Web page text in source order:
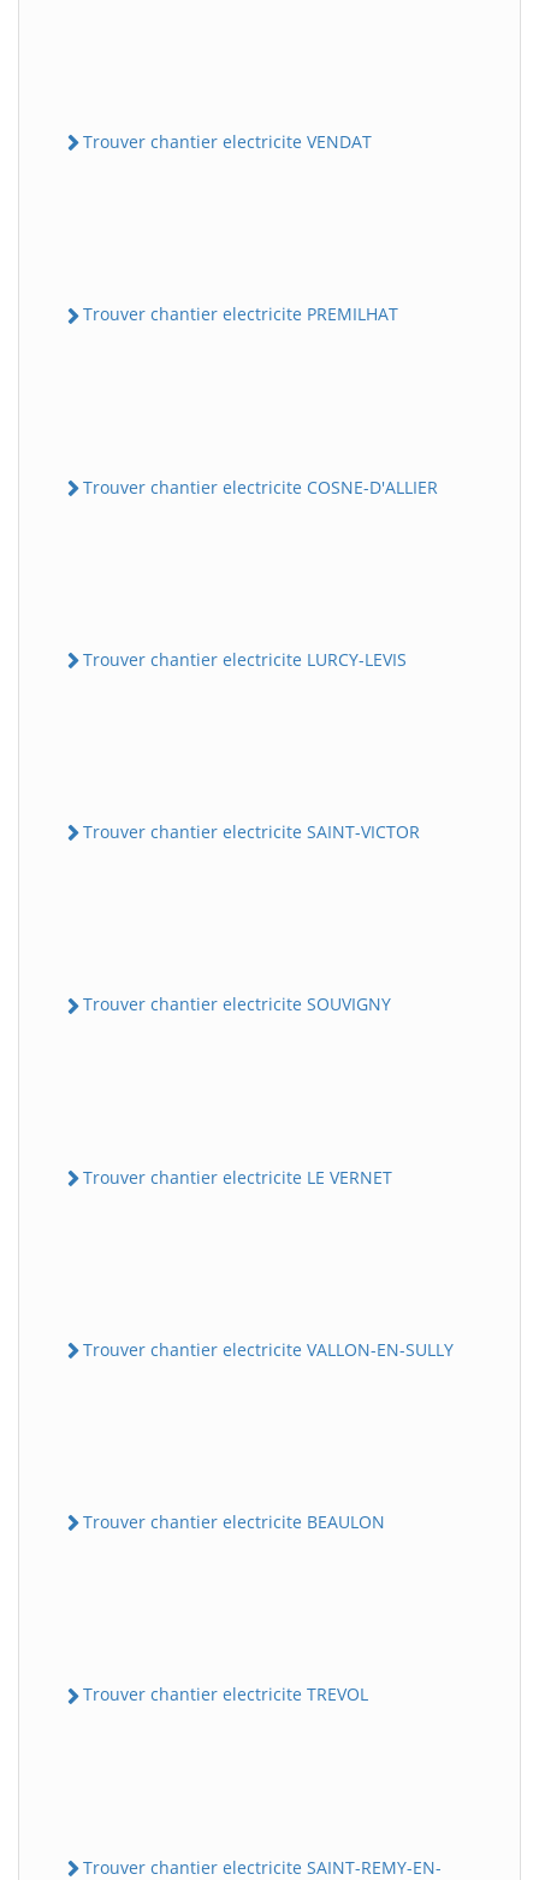
Trouver chantier electricite VENDAT
Trouver chantier electricite PREMILHAT
Trouver chantier electricite COSNE-D'ALLIER
Trouver chantier electricite LURCY-LEVIS
Trouver chantier electricite SAINT-VICTOR
Trouver chantier electricite SOUVIGNY
Trouver chantier electricite LE VERNET
Trouver chantier electricite VALLON-EN-SULLY
Trouver chantier electricite BEAULON
Trouver chantier electricite TREVOL
Trouver chantier electricite SAINT-REMY-EN-